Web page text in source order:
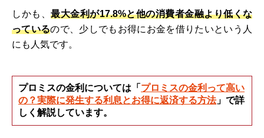
しかも、 最大金利が17.8%と他の消費者金融より低くな
っているので、少しでもお得にお金を借りたいという人
にも人気です。
プロミスの金利については「 プロミスの金利って高い
の？実際に発生する利息とお得に返済する方法」で詳
しく解説しています。